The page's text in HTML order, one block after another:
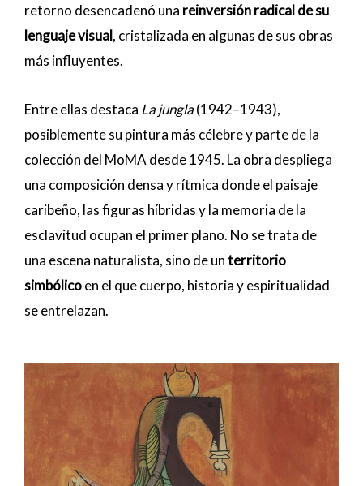
retorno desencadenó una reinversión radical de su
lenguaje visual, cristalizada en algunas de sus obras
más influyentes.
Entre ellas destaca La jungla(1942–1943),
posiblemente su pintura más célebre y parte de la
colección del MoMA desde 1945. La obra despliega
una composición densa y rítmica donde el paisaje
caribeño, las figuras híbridas y la memoria de la
esclavitud ocupan el primer plano. No se trata de
una escena naturalista, sino de unterritorio
simbólicoen el que cuerpo, historia y espiritualidad
se entrelazan.